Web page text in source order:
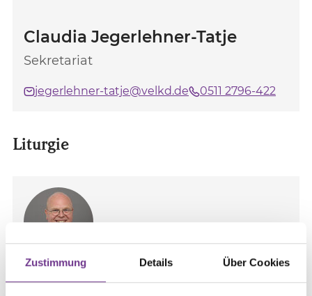
Zustimmung Details Über Cookies
Claudia Jegerlehner-Tatje
Sekretariat
jegerlehner-tatje@velkd.de 0511 2796-422
Liturgie
Oberkirchenrat Dr. Johannes